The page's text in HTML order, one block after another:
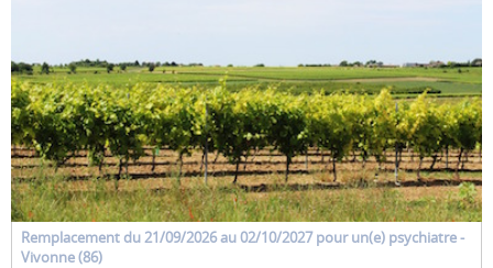
Remplacement du 21/09/2026 au 02/10/2027 pour un(e) psychiatre-
Vivonne (86)